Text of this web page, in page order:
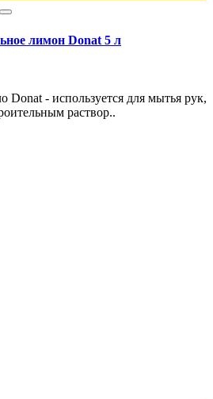
лимон Donat 5 л
- используется для мытья рук,
раствор..